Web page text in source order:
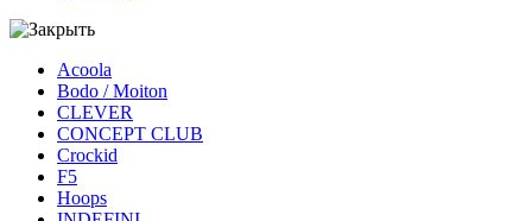
Acoola
Bodo / Moiton
CLEVER
CONCEPT CLUB
Crockid
F5
Hoops